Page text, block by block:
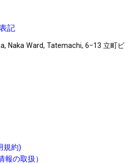
記
Naka Ward, Tatemachi, 6−13 立町ビ
規約)
報の取扱）